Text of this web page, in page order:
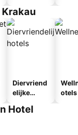
Diervriend
elijke
otels
Hotel